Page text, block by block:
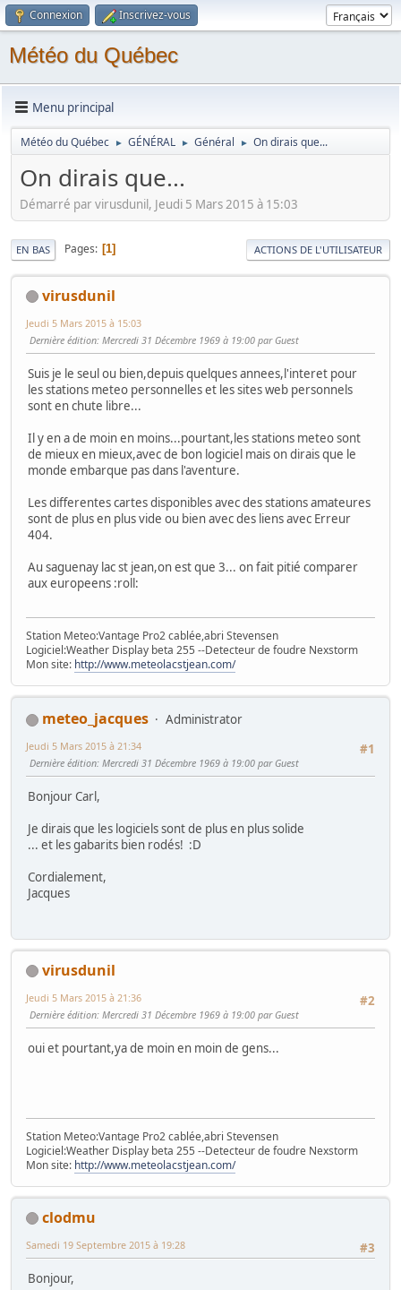
Connexion Inscrivez-vous
Météo du Québec
Menu principal
Météo du Québec ► GÉNÉRAL ► Général ► On dirais que...
On dirais que...
Démarré par virusdunil, Jeudi 5 Mars 2015 à 15:03
EN BAS Pages 1 ACTIONS DE L'UTILISATEUR
virusdunil
Jeudi 5 Mars 2015 à 15:03
Dernière édition: Mercredi 31 Décembre 1969 à 19:00 par Guest
Suis je le seul ou bien,depuis quelques annees,l'interet pour
les stations meteo personnelles et les sites web personnels
sont en chute libre...
Il y en a de moin en moins...pourtant,les stations meteo sont
de mieux en mieux,avec de bon logiciel mais on dirais que le
monde embarque pas dans l'aventure.
Les differentes cartes disponibles avec des stations amateures
sont de plus en plus vide ou bien avec des liens avec Erreur
404.
Au saguenay lac st jean,on est que 3... on fait pitié comparer
aux europeens :roll:
Station Meteo:Vantage Pro2 cablée,abri Stevensen
Logiciel:Weather Display beta 255 --Detecteur de foudre Nexstorm
Mon site: http://www.meteolacstjean.com/
meteo_jacques
Administrator
#1
Jeudi 5 Mars 2015 à 21:34
Dernière édition: Mercredi 31 Décembre 1969 à 19:00 par Guest
Bonjour Carl,
Je dirais que les logiciels sont de plus en plus solide
... et les gabarits bien rodés! :D
Cordialement,
Jacques
virusdunil
#2
Jeudi 5 Mars 2015 à 21:36
Dernière édition: Mercredi 31 Décembre 1969 à 19:00 par Guest
oui et pourtant,ya de moin en moin de gens...
Station Meteo:Vantage Pro2 cablée,abri Stevensen
Logiciel:Weather Display beta 255 --Detecteur de foudre Nexstorm
Mon site: http://www.meteolacstjean.com/
clodmu
#3
Samedi 19 Septembre 2015 à 19:28
Bonjour,